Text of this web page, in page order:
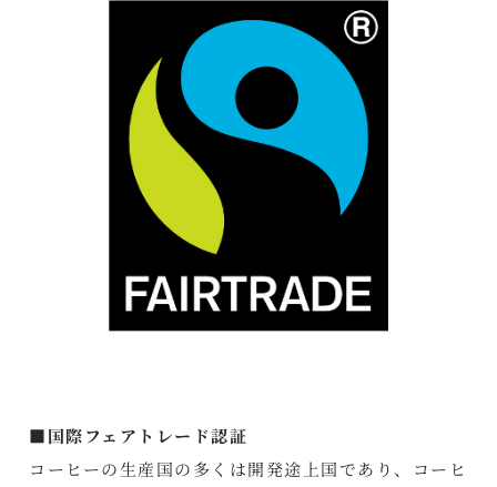
■国際フェアトレード認証
コーヒーの生産国の多くは開発途上国であり、コーヒ